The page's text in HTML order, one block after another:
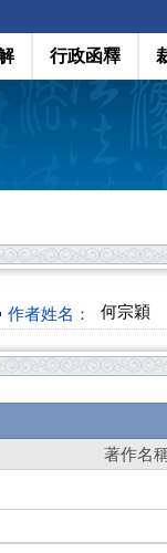
行政函釋
作者姓名： 何宗穎
著作名